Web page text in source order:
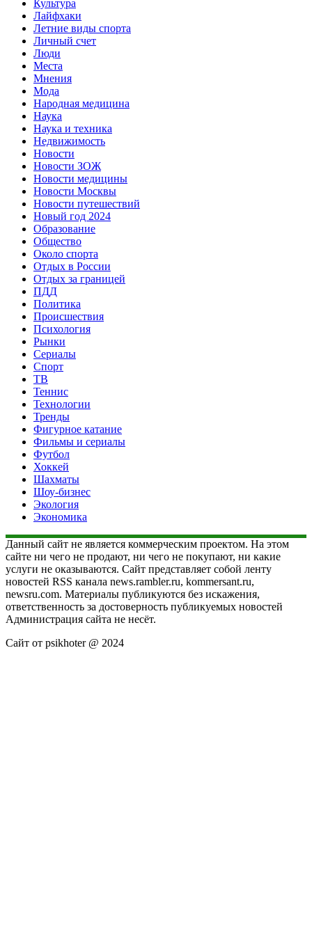
Культура
Лайфхаки
Летние виды спорта
Личный счет
Люди
Места
Мнения
Мода
Народная медицина
Наука
Наука и техника
Недвижимость
Новости
Новости ЗОЖ
Новости медицины
Новости Москвы
Новости путешествий
Новый год 2024
Образование
Общество
Около спорта
Отдых в России
Отдых за границей
ПДД
Политика
Происшествия
Психология
Рынки
Сериалы
Спорт
ТВ
Теннис
Технологии
Тренды
Фигурное катание
Фильмы и сериалы
Футбол
Хоккей
Шахматы
Шоу-бизнес
Экология
Экономика
Данный сайт не является коммерческим проектом. На этом
сайте ни чего не продают, ни чего не покупают, ни какие
услуги не оказываются. Сайт представляет собой ленту
новостей RSS канала news.rambler.ru, kommersant.ru,
newsru.com. Материалы публикуются без искажения,
ответственность за достоверность публикуемых новостей
Администрация сайта не несёт.
Сайт от psikhoter @ 2024